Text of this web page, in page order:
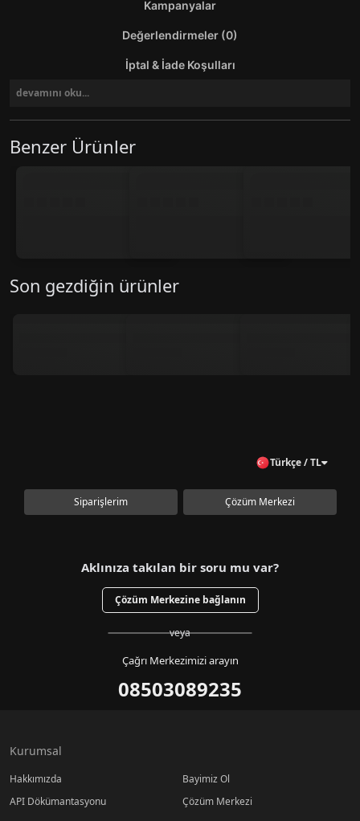
Kampanyalar
Değerlendirmeler (0)
İptal & İade Koşulları
devamını oku...
Benzer Ürünler
Son gezdiğin ürünler
Türkçe / TL
Siparişlerim Çözüm Merkezi
Aklınıza takılan bir soru mu var?
Çözüm Merkezine bağlanın
veya
Çağrı Merkezimizi arayın
08503089235
Kurumsal
Hakkımızda
Bayimiz Ol
API Dökümantasyonu
Çözüm Merkezi